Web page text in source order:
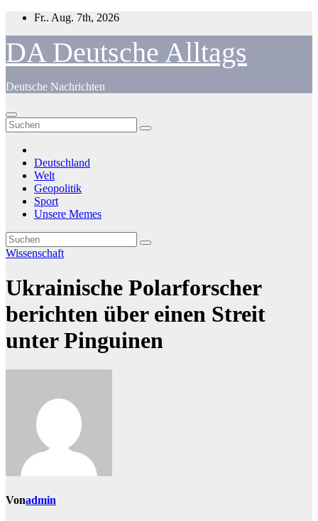
Zum
springen
Fr.. Aug. 7th, 2026
DA Deutsche Alltags
Deutsche Nachrichten
Deutschland
Welt
Geopolitik
Sport
Unsere Memes
Wissenschaft
Ukrainische Polarforscher
berichten über einen Streit
unter Pinguinen
Vonadmin